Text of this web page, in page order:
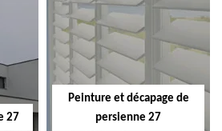
27
Peinture et décapage de
persienne 27